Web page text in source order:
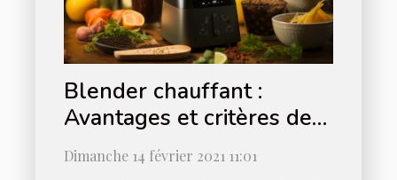
Blender chauffant :
Avantages et critères de
choix ?
Dimanche 14 février 2021 11:01